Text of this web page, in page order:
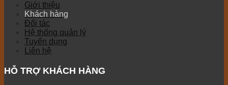
Giới thiệu
Khách hàng
Đối tác
Hệ thống quản lý
Tuyển dụng
Liên hệ
HỖ TRỢ KHÁCH HÀNG